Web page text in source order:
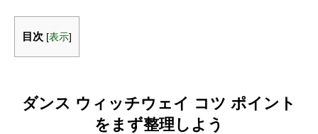
目次 [表示]
ダンス ウィッチウェイ コツ ポイント
をまず整理しよう